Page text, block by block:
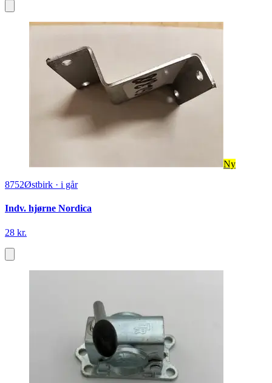
Ny
8752Østbirk · i går
Indv. hjørne Nordica
28 kr.